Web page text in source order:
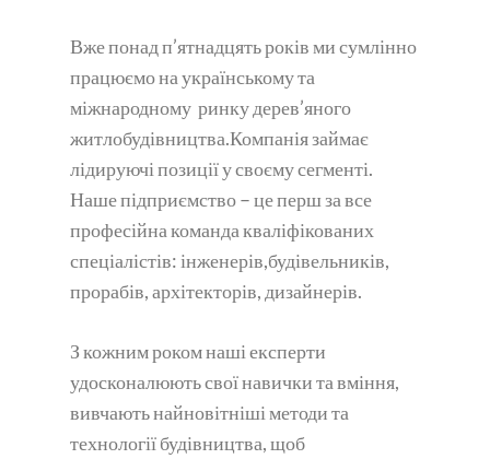
Вже понад п’ятнадцять років ми сумлінно
працюємо на українському та
міжнародному ринку дерев’яного
житлобудівництва.Компанія займає
лідируючі позиції у своєму сегменті.
Наше підприємство – це перш за все
професійна команда кваліфікованих
спеціалістів: інженерів,будівельників,
прорабів, архітекторів, дизайнерів.
З кожним роком наші експерти
удосконалюють свої навички та вміння,
вивчають найновітніші методи та
технології будівництва, щоб